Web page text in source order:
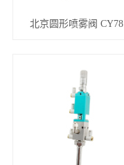
北京圆形喷雾阀